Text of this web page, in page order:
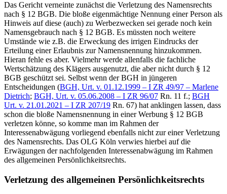
Das Gericht verneinte zunächst die Verletzung des Namensrechts
nach § 12 BGB. Die bloße eigenmächtige Nennung einer Person als
Hinweis auf diese (auch) zu Werbezwecken sei gerade noch kein
Namensgebrauch nach § 12 BGB. Es müssten noch weitere
Umstände wie z.B. die Erweckung des irrigen Eindrucks der
Erteilung einer Erlaubnis zur Namensnennung hinzukommen.
Hieran fehle es aber. Vielmehr werde allenfalls die fachliche
Wertschätzung des Klägers ausgenutzt, die aber nicht durch § 12
BGB geschützt sei. Selbst wenn der BGH in jüngeren
Entscheidungen (BGH, Urt. v. 01.12.1999 – I ZR 49/97 – Marlene
Dietrich; BGH, Urt. v. 05.06.2008 – I ZR 96/07 Rn. 11 f.; BGH
Urt. v. 21.01.2021 – I ZR 207/19 Rn. 67) hat anklingen lassen, dass
schon die bloße Namensnennung in einer Werbung § 12 BGB
verletzen könne, so komme man im Rahmen der
Interessenabwägung vorliegend ebenfalls nicht zur einer Verletzung
des Namensrechts. Das OLG Köln verwies hierbei auf die
Erwägungen der nachfolgenden Interessenabwägung im Rahmen
des allgemeinen Persönlichkeitsrechts.
Verletzung des allgemeinen Persönlichkeitsrechts